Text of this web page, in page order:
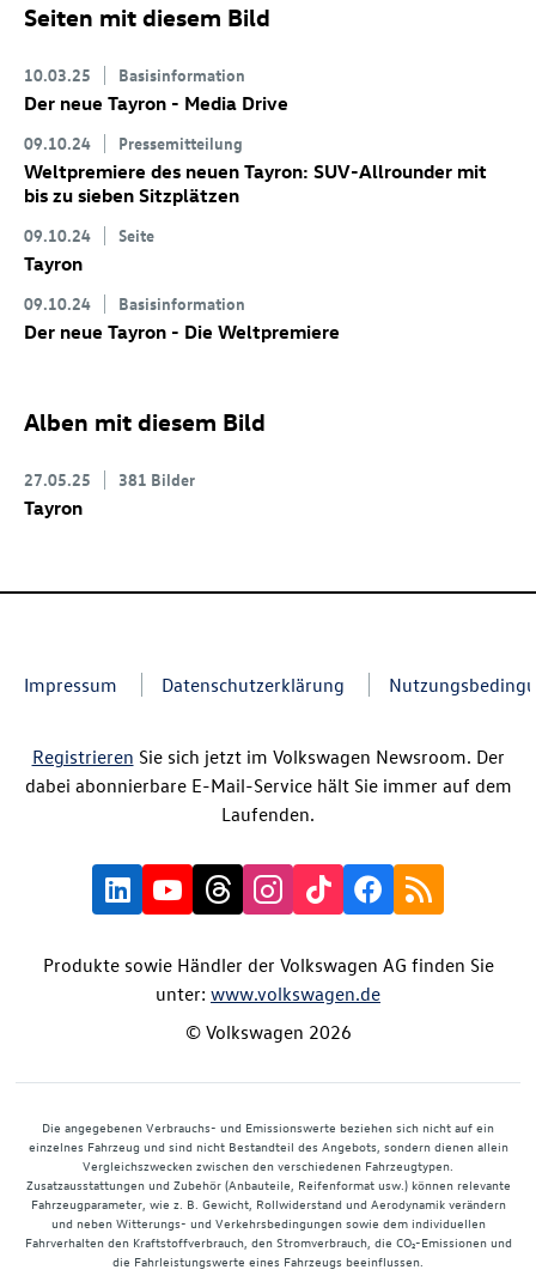
Seiten mit diesem Bild
10.03.25 Basisinformation
Der neue Tayron - Media Drive
09.10.24 Pressemitteilung
Weltpremiere des neuen Tayron: SUV-Allrounder mit
bis zu sieben Sitzplätzen
09.10.24 Seite
Tayron
09.10.24 Basisinformation
Der neue Tayron - Die Weltpremiere
Alben mit diesem Bild
27.05.25 381 Bilder
Tayron
Impressum Datenschutzerklärung
Registrieren Sie sich jetzt im Volkswagen Newsroom. Der
dabei abonnierbare E-Mail-Service hält Sie immer auf dem
Laufenden.
Produkte sowie Händler der Volkswagen AG finden Sie
unter: www.volkswagen.de
© Volkswagen 2026
Die angegebenen Verbrauchs- und Emissionswerte beziehen sich nicht auf ein
einzelnes Fahrzeug und sind nicht Bestandteil des Angebots, sondern dienen allein
Vergleichszwecken zwischen den verschiedenen Fahrzeugtypen.
Zusatzausstattungen und Zubehör (Anbauteile, Reifenformat usw.) können relevante
Fahrzeugparameter, wie z. B. Gewicht, Rollwiderstand und Aerodynamik verändern
und neben Witterungs- und Verkehrsbedingungen sowie dem individuellen
Fahrverhalten den Kraftstoffverbrauch, den Stromverbrauch, die CO₂-Emissionen und
die Fahrleistungswerte eines Fahrzeugs beeinflussen.